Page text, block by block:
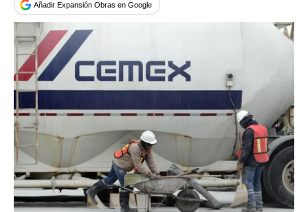
Añadir Expansión Obras en Google